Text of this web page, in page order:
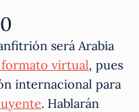
será Arabia
virtual, pues
internacional para
. Hablarán